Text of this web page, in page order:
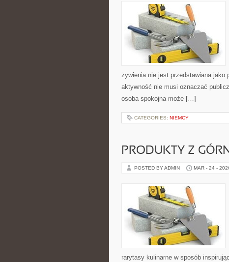
żywienia nie jest przedstawiana jako
aktywność nie musi oznaczać
osoba spokojna może […]
CATEGORIES: NIEMCY
PRODUKTY Z
POSTED BY ADMIN MAR - 24 -
rarytasy kulinarne w sposób